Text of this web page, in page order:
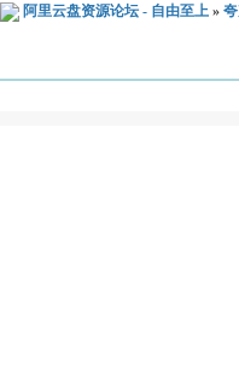
阿里云盘资源论坛 - 自由至上 »